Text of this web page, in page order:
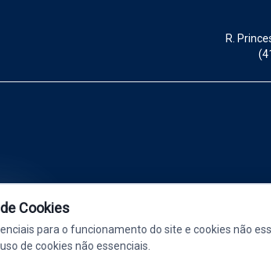
R.
Rádio Litoral Sul FM 95.9 - Tá na litoral, tá legal!
Cookies
para o funcionamento do site e cookies não
de cookies não essenciais.